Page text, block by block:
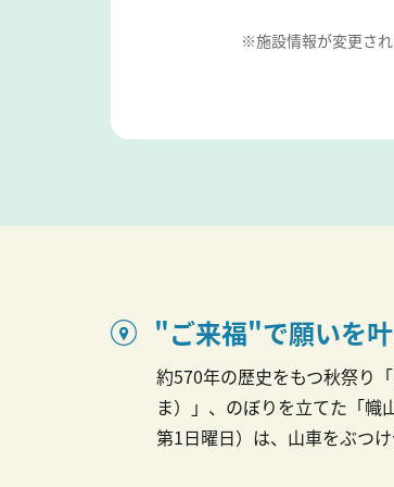
※施設情報が変更され
"ご来福"で願いを
約570年の歴史をもつ秋祭り
ま）」、のぼりを立てた「幟
第1日曜日）は、山車をぶつ